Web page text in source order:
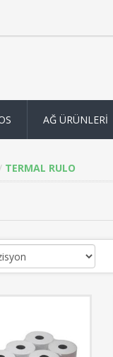
AĞ ÜRÜNLERİ
TERMAL RULO